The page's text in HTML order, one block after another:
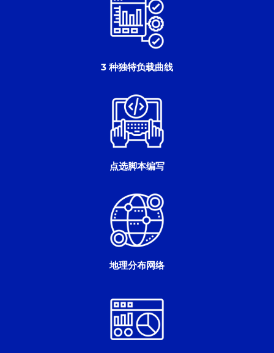
3 种独特负载曲线
点选脚本编写
地理分布网络